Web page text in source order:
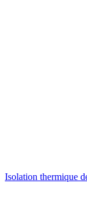
Isolation thermique